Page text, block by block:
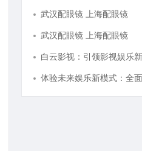
武汉配眼镜 上海配眼镜
武汉配眼镜 上海配眼镜